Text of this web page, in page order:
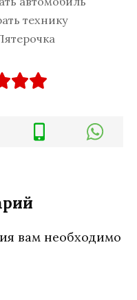
технику
вам необходимо